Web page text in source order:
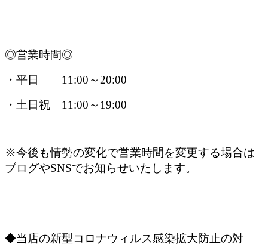
◎営業時間◎
・平日 11:00～20:00
・土日祝 11:00～19:00
※今後も情勢の変化で営業時間を変更する場合は
ブログやSNSでお知らせいたします。
◆当店の新型コロナウィルス感染拡大防止の対